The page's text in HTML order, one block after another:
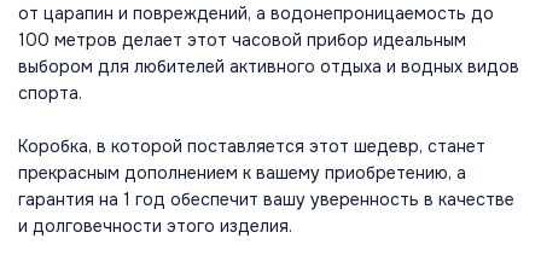
от царапин и повреждений, а водонепроницаемость до
100 метров делает этот часовой прибор идеальным
выбором для любителей активного отдыха и водных видов
спорта.
Коробка, в которой поставляется этот шедевр, станет
прекрасным дополнением к вашему приобретению, а
гарантия на 1 год обеспечит вашу уверенность в качестве
и долговечности этого изделия.